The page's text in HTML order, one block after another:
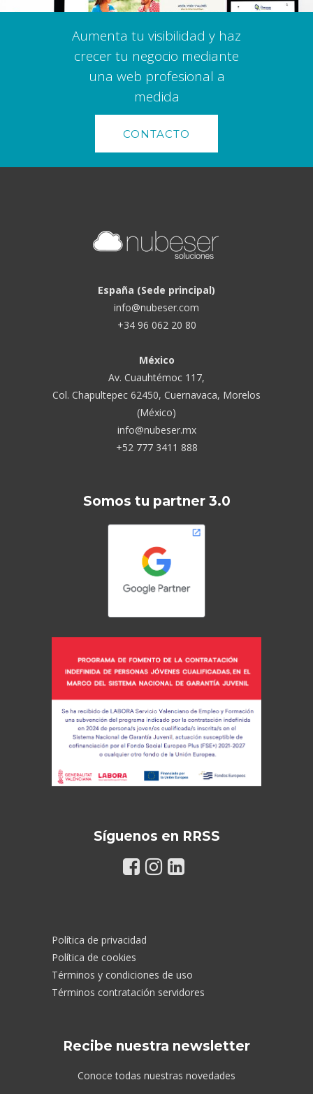
Aumenta tu visibilidad y haz
crecer tu negocio mediante
una web profesional a
medida
CONTACTO
España (Sede principal)
info@nubeser.com
+34 96 062 20 80
México
Av. Cuauhtémoc 117,
Col. Chapultepec 62450, Cuernavaca, Morelos
(México)
info@nubeser.mx
+52 777 3411 888
Somos tu partner 3.0
Síguenos en RRSS
Política de privacidad
Política de cookies
Términos y condiciones de uso
Términos contratación servidores
Recibe nuestra newsletter
Conoce todas nuestras novedades